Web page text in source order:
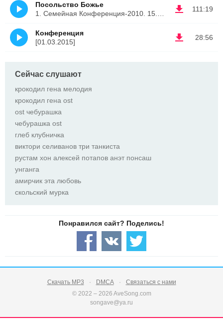
111:19
Посольство Божье
28:56
Конференция
[01.03.2015]
Сейчас слушают
крокодил гена мелодия
крокодил гена ost
ost чебурашка
чебурашка ost
глеб клубничка
виктори селиванов три танкиста
рустам хон алексей потапов анэт понсаш
унганга
амирчик эта любовь
скольский мурка
Скачать MP3 DMCA
Связаться с нами
© 2022 – 2026 AveSong.com
songave@ya.ru